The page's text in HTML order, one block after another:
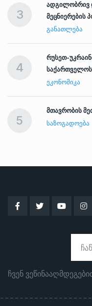
3
ადგილობრივ
მეცნიერების
ᲒᲐᲜᲐᲗᲚᲔᲑᲐ
4
რუსეთ-
ᲔᲙᲝᲜᲝᲛᲘᲙᲐ
5
მთავრობის
ᲡᲐᲖᲝᲒᲐᲓᲝᲔᲑᲐ
ჩვენ